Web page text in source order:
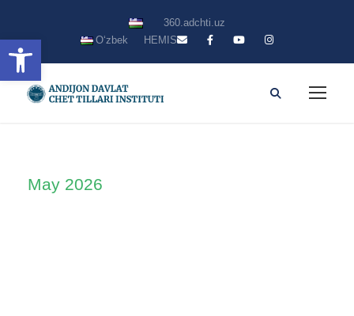
Open toolbar
360.adchti.uz
Oʻzbek
HEMIS
May 2026